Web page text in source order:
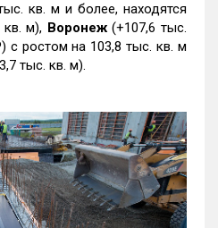
кв. м и более, находятся
кв. м), Воронеж(+107,6 тыс.
с ростом на 103,8 тыс. кв. м
тыс. кв. м).